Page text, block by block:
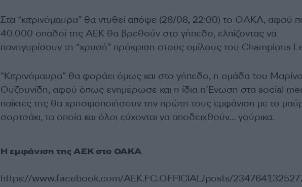
Στα “κιτρινόμαυρα” θα ντυθεί απόψε (28/08, 22:00) το ΟΑΚΑ, αφού
40.000 οπαδοί της ΑΕΚ θα βρεθούν στο γήπεδο, ελπίζοντας να
πανηγυρίσουν τη “χρυσή” πρόκριση στους ομίλους του Champions
“Κιτρινόμαυρα” θα φοράει όμως και στο γήπεδο, η ομάδα του
Ουζουνίδη, αφού όπως ενημέρωσε και η ίδια η Ένωση στα social
παίκτες της θα χρησιμοποιήσουν την πρώτη τους εμφάνιση με το
σορτσάκι, τα οποία και όλοι εύχονται να αποδειχθούν… γούρικα.
Η εμφάνιση της ΑΕΚ στο ΟΑΚΑ
https://www.facebook.com/AEK.FC.OFFICIAL/posts/